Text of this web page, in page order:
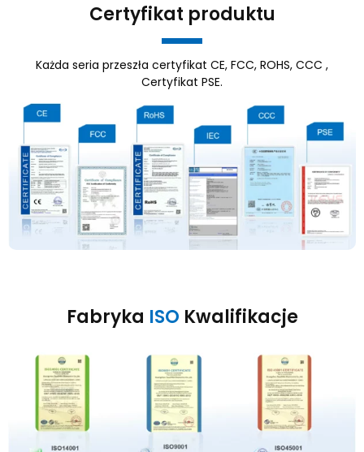
Certyfikat produktu
Każda seria przeszła certyfikat CE, FCC, ROHS, CCC ,
Certyfikat PSE.
Fabryka ISO Kwalifikacje